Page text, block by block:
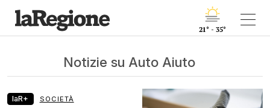
21° - 35°
Notizie su Auto Aiuto
laR+ SOCIETÀ